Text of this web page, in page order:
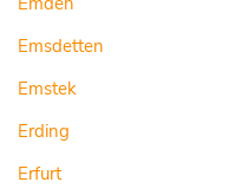
Emsdetten
Emstek
Erding
Erfurt